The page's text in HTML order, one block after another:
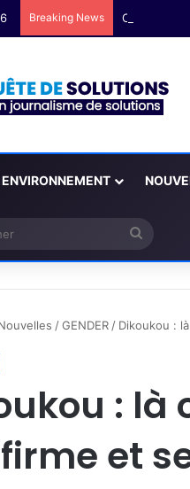
Breaking News
ENVIRONNEMENT
/GENDER / Dikoukou :
: là
et